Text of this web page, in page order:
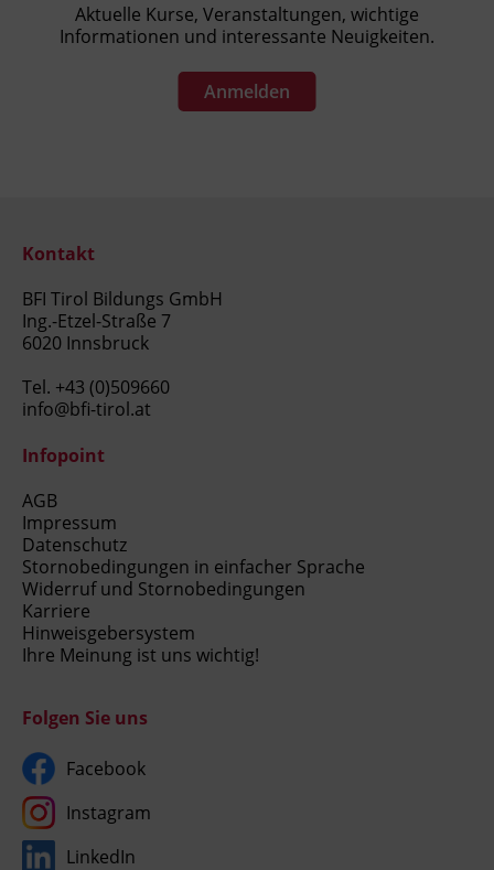
Aktuelle Kurse, Veranstaltungen, wichtige
Informationen und interessante Neuigkeiten.
Anmelden
Kontakt
BFI Tirol Bildungs GmbH
Ing.-Etzel-Straße 7
6020 Innsbruck
Tel. +43 (0)509660
info@bfi-tirol.at
Infopoint
AGB
Impressum
Datenschutz
Stornobedingungen in einfacher Sprache
Widerruf und Stornobedingungen
Karriere
Hinweisgebersystem
Ihre Meinung ist uns wichtig!
Folgen Sie uns
Facebook
Instagram
LinkedIn